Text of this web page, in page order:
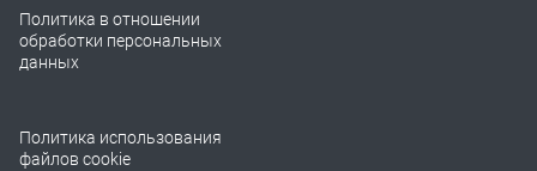
Политика в отношении
обработки персональных
данных
Политика использования
файлов cookie